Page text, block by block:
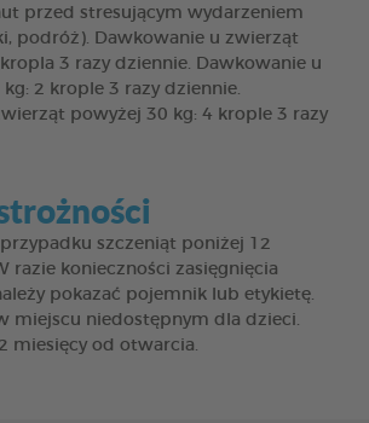
przed stresującym wydarzeniem
podróż). Dawkowanie u zwierząt
3 razy dziennie. Dawkowanie u
2 krople 3 razy dziennie.
powyżej 30 kg: 4 krople 3 razy
szczeniąt poniżej 12
razie konieczności zasięgnięcia
pokazać pojemnik lub etykietę.
miejscu niedostępnym dla dzieci.
miesięcy od otwarcia.